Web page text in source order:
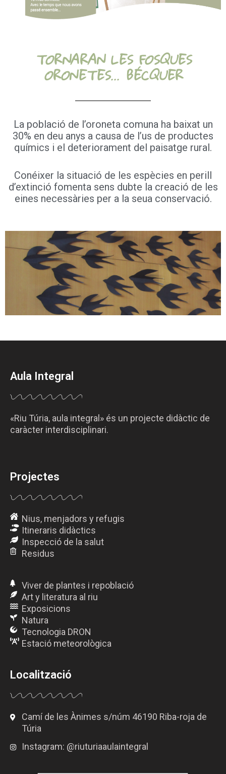
TORNARAN LES FOSQUES
ORONETES... BÉCQUER
La població de l’oroneta comuna ha baixat un
30% en deu anys a causa de l’us de productes
químics i el deteriorament del paisatge rural.
Conéixer la situació de les espècies en perill
d’extinció fomenta sens dubte la creació de les
eines necessàries per a la seua conservació.
Aula Integral
«Riu Túria, aula integral» és un projecte didàctic de
caràcter interdisciplinari.
Projectes
Nius, menjadors y refugis
Itineraris didàctics
Inspecció de la salut
Residus
Viver de plantes i repoblació
Art y literatura al riu
Exposicions
Natura
Tecnologia DRON
Estació meteorològica
Localització
Camí de les Ànimes s/núm 46190 Riba-roja de
Túria
Instagram: @riuturiaaulaintegral